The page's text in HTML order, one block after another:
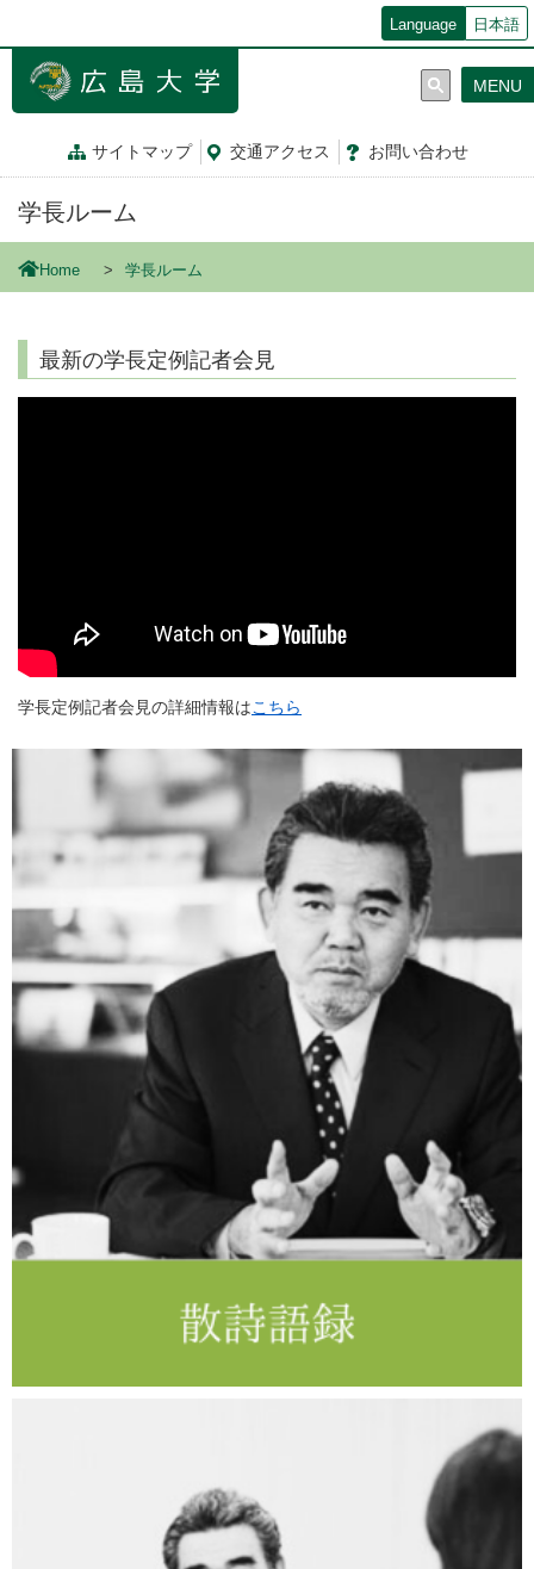
ン
Language 日本語
サイトマップ 交通アクセス お問い合わせ
MENU
学長ルーム
Home 学長ルーム
最新の学長定例記者会見
学長定例記者会見の詳細情報はこちら